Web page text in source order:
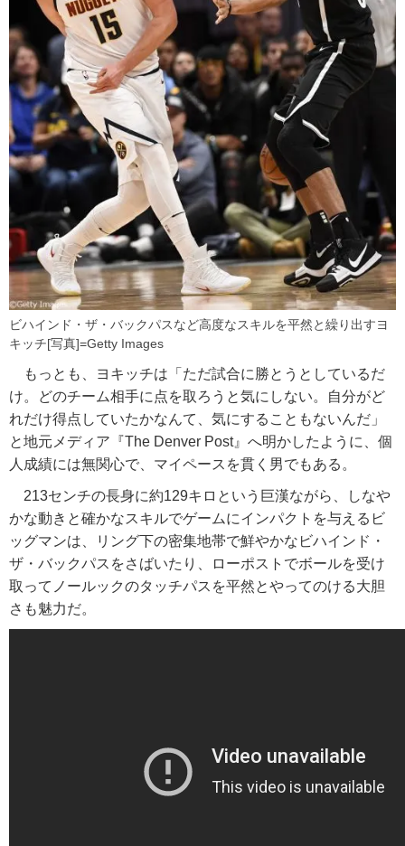
ビハインド・ザ・バックパスなど高度なスキルを平然と繰り出すヨ
キッチ[写真]=Getty Images
もっとも、ヨキッチは「ただ試合に勝とうとしているだ
け。どのチーム相手に点を取ろうと気にしない。自分がど
れだけ得点していたかなんて、気にすることもないんだ」
と地元メディア『The Denver Post』へ明かしたように、個
人成績には無関心で、マイペースを貫く男でもある。
213センチの長身に約129キロという巨漢ながら、しなや
かな動きと確かなスキルでゲームにインパクトを与えるビ
ッグマンは、リング下の密集地帯で鮮やかなビハインド・
ザ・バックパスをさばいたり、ローポストでボールを受け
取ってノールックのタッチパスを平然とやってのける大胆
さも魅力だ。